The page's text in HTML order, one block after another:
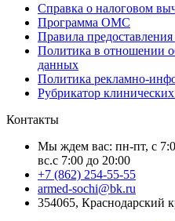
Справка о налоговом
Программа ОМС
Правила
Политика в отношении
данных
Политика рекламно-
Рубрикатор
Контакты
Мы ждем вас: пн-пт, с
вс.с 7:00 до 20:00
+7 (862) 254-55-55
armed-sochi@bk.ru
354065, Краснодарский